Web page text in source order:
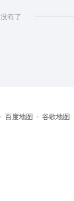
没有了
百度地图 谷歌地图